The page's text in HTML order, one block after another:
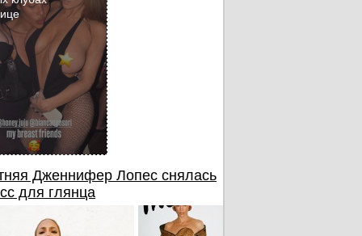
Дженнифер Лопес снялась
для глянца